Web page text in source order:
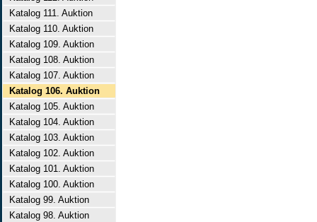
Katalog 111. Auktion
Katalog 110. Auktion
Katalog 109. Auktion
Katalog 108. Auktion
Katalog 107. Auktion
Katalog 106. Auktion
Katalog 105. Auktion
Katalog 104. Auktion
Katalog 103. Auktion
Katalog 102. Auktion
Katalog 101. Auktion
Katalog 100. Auktion
Katalog 99. Auktion
Katalog 98. Auktion